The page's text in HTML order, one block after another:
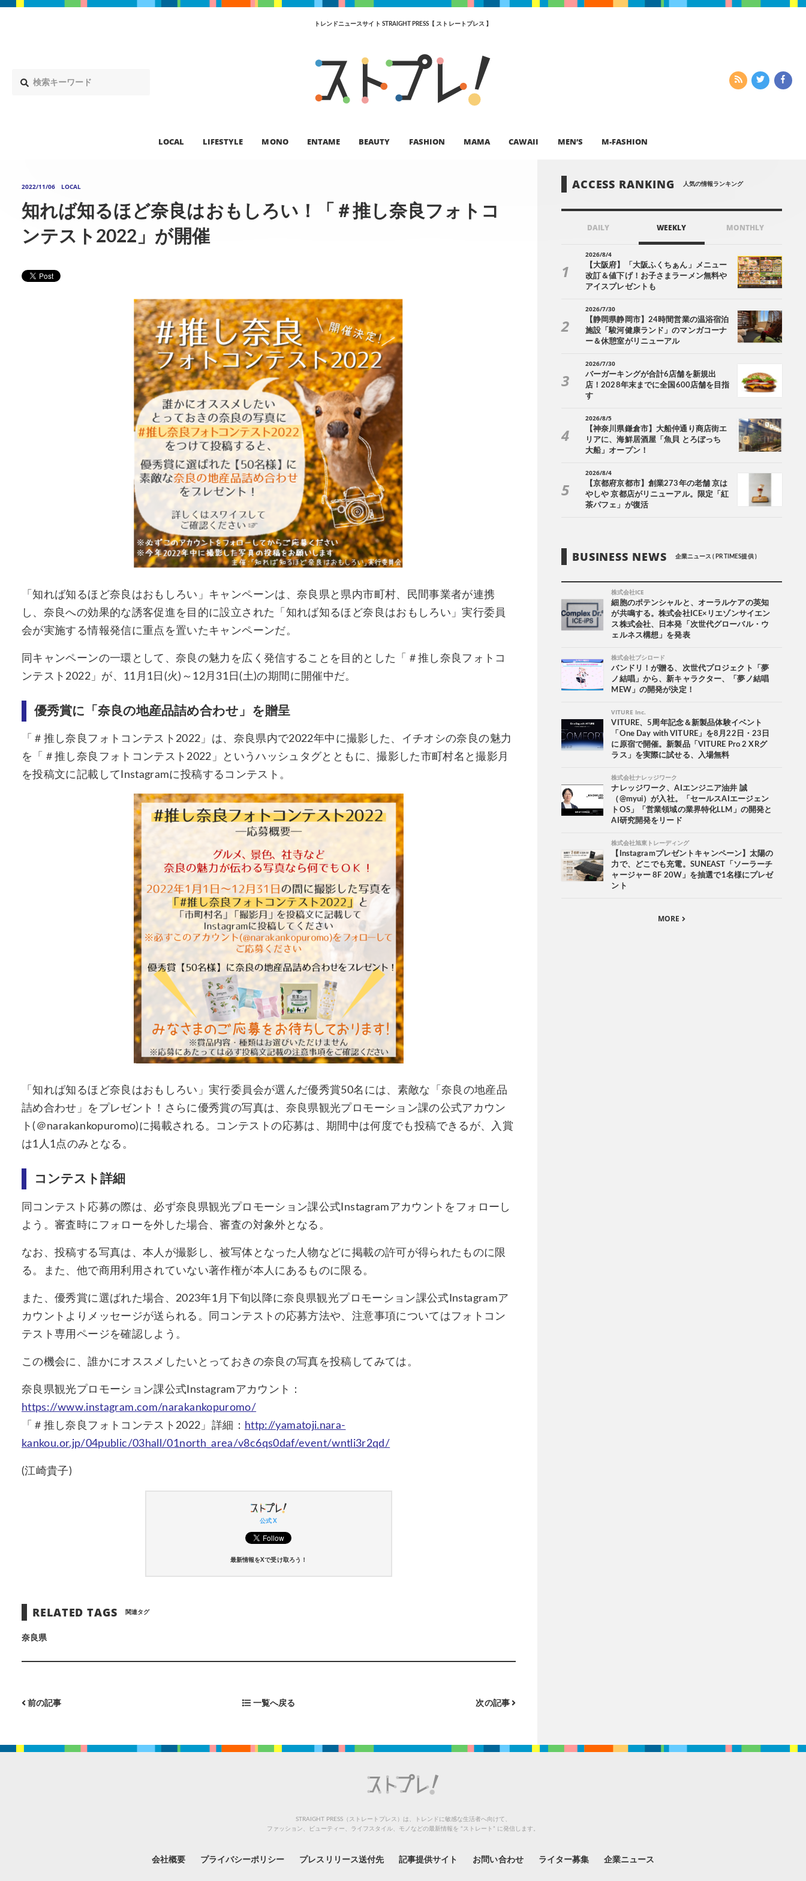
トレンドニュースサイト STRAIGHT PRESS【 ストレートプレス 】
LOCAL LIFESTYLE MONO ENTAME BEAUTY FASHION MAMA CAWAII MEN’S M-FASHION
2022/11/06 LOCAL
知れば知るほど奈良はおもしろい！「＃推し奈良フォトコ
ンテスト2022」が開催
「知れば知るほど奈良はおもしろい」キャンペーンは、奈良県と県内市町村、民間事業者が連携
し、奈良への効果的な誘客促進を目的に設立された「知れば知るほど奈良はおもしろい」実行委員
会が実施する情報発信に重点を置いたキャンペーンだ。
同キャンペーンの一環として、奈良の魅力を広く発信することを目的とした「＃推し奈良フォトコ
ンテスト2022」が、11月1日(火)～12月31日(土)の期間に開催中だ。
優秀賞に「奈良の地産品詰め合わせ」を贈呈
「＃推し奈良フォトコンテスト2022」は、奈良県内で2022年中に撮影した、イチオシの奈良の魅力
を「＃推し奈良フォトコンテスト2022」というハッシュタグとともに、撮影した市町村名と撮影月
を投稿文に記載してInstagramに投稿するコンテスト。
「知れば知るほど奈良はおもしろい」実行委員会が選んだ優秀賞50名には、素敵な「奈良の地産品
詰め合わせ」をプレゼント！さらに優秀賞の写真は、奈良県観光プロモーション課の公式アカウン
ト(＠narakankopuromo)に掲載される。コンテストの応募は、期間中は何度でも投稿できるが、入賞
は1人1点のみとなる。
コンテスト詳細
同コンテスト応募の際は、必ず奈良県観光プロモーション課公式Instagramアカウントをフォローし
よう。審査時にフォローを外した場合、審査の対象外となる。
なお、投稿する写真は、本人が撮影し、被写体となった人物などに掲載の許可が得られたものに限
る。また、他で商用利用されていない著作権が本人にあるものに限る。
また、優秀賞に選ばれた場合、2023年1月下旬以降に奈良県観光プロモーション課公式Instagramア
カウントよりメッセージが送られる。同コンテストの応募方法や、注意事項についてはフォトコン
テスト専用ページを確認しよう。
この機会に、誰かにオススメしたいとっておきの奈良の写真を投稿してみては。
奈良県観光プロモーション課公式Instagramアカウント：
https://www.instagram.com/narakankopuromo/
「＃推し奈良フォトコンテスト2022」詳細：
http://yamatoji.nara-
kankou.or.jp/04public/03hall/01north_area/v8c6qs0daf/event/wntli3r2qd/
(江崎貴子)
公式 X
最新情報をXで受け取ろう！
RELATED TAGS 関連タグ
奈良県
前の記事 一覧へ戻る 次の記事
ACCESS RANKING 人気の情報ランキング
DAILY WEEKLY MONTHLY
2026/8/4
【大阪府】「大阪ふくちぁん」メニュー
改訂＆値下げ！お子さまラーメン無料や
アイスプレゼントも
2026/7/30
【静岡県静岡市】24時間営業の温浴宿泊
施設「駿河健康ランド」のマンガコーナ
ー＆休憩室がリニューアル
2026/7/30
バーガーキングが合計6店舗を新規出
店！2028年末までに全国600店舗を目指
す
2026/8/5
【神奈川県鎌倉市】大船仲通り商店街エ
リアに、海鮮居酒屋「魚貝 とろぼっち
大船」オープン！
2026/8/4
【京都府京都市】創業273年の老舗 京は
やしや 京都店がリニューアル。限定「紅
茶パフェ」が復活
BUSINESS NEWS 企業ニュース ( PR TIMES提供 )
株式会社ICE
細胞のポテンシャルと、オーラルケアの英知
が共鳴する。株式会社ICE×リエゾンサイエン
ス株式会社、日本発「次世代グローバル・ウ
ェルネス構想」を発表
株式会社ブシロード
バンドリ！が贈る、次世代プロジェクト「夢
ノ結唱」から、新キャラクター、「夢ノ結唱
MEW」の開発が決定！
VITURE Inc.
VITURE、5周年記念＆新製品体験イベント
「One Day with VITURE」を8月22日・23日
に原宿で開催。新製品「VITURE Pro 2 XRグ
ラス」を実際に試せる、入場無料
株式会社ナレッジワーク
ナレッジワーク、AIエンジニア油井 誠
（@myui）が入社。「セールスAIエージェン
トOS」「営業領域の業界特化LLM」の開発と
AI研究開発をリード
株式会社旭東トレーディング
【Instagramプレゼントキャンペーン】太陽の
力で、どこでも充電。SUNEAST「ソーラーチ
ャージャー 8F 20W」を抽選で1名様にプレゼ
ント
MORE
STRAIGHT PRESS（ストレートプレス）は、トレンドに敏感な生活者へ向けて、
ファッション、ビューティー、ライフスタイル、モノなどの最新情報を “ストレート” に発信します。
会社概要 プライバシーポリシー プレスリリース送付先 記事提供サイト お問い合わせ ライター募集 企業ニュース